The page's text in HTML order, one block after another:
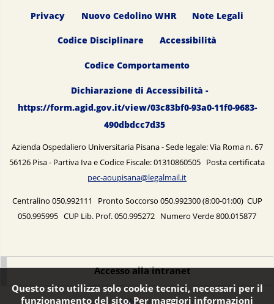
Privacy Nuovo Cedolino WHR Note Legali
Codice Disciplinare Accessibilità
Codice Comportamento
Dichiarazione di Accessibilità -
https://form.agid.gov.it/view/03c83bf0-93a0-11f0-9683-
490dbdcc7d35
Azienda Ospedaliero Universitaria Pisana - Sede legale: Via Roma n. 67
56126 Pisa - Partiva Iva e Codice Fiscale: 01310860505 Posta certificata
pec-aoupisana@legalmail.it
Centralino 050.992111 Pronto Soccorso 050.992300 (8:00-01:00) CUP
050.995995 CUP Lib. Prof. 050.995272 Numero Verde 800.015877
Accesso alla intranet
Questo sito utilizza solo cookie tecnici, necessari per il
funzionamento del sito. Per maggiori informazioni